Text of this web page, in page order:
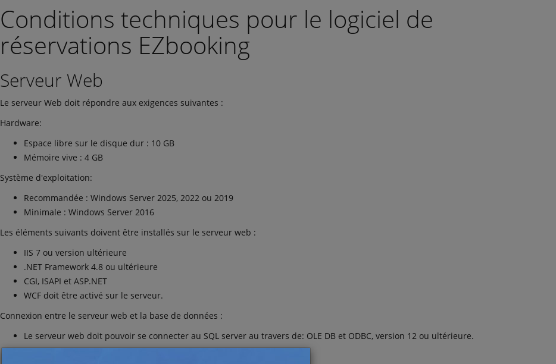
Conditions techniques pour le logiciel de
réservations EZbooking
Serveur Web
Le serveur Web doit répondre aux exigences suivantes :
Hardware:
Espace libre sur le disque dur : 10 GB
Mémoire vive : 4 GB
Système d'exploitation:
Recommandée : Windows Server 2025, 2022 ou 2019
Minimale : Windows Server 2016
Les éléments suivants doivent être installés sur le serveur web :
IIS 7 ou version ultérieure
.NET Framework 4.8 ou ultérieure
CGI, ISAPI et ASP.NET
WCF doit être activé sur le serveur.
Connexion entre le serveur web et la base de données :
Le serveur web doit pouvoir se connecter au SQL server au travers de: OLE DB et ODBC, version 12 ou ultérieure.